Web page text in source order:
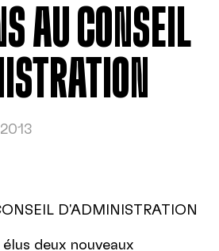
AU CONSEIL
D'ADMINISTRATION
deux nouveaux